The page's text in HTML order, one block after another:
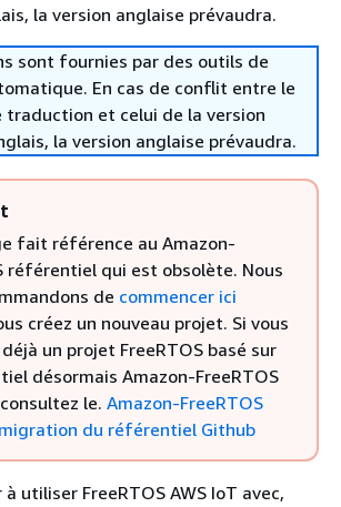
la version anglaise prévaudra.
sont fournies par des outils de
En cas de conflit entre le
traduction et celui de la version
la version anglaise prévaudra.
fait référence au Amazon-
référentiel qui est obsolète. Nous
de commencer ici
créez un nouveau projet. Si vous
un projet FreeRTOS basé sur
désormais Amazon-FreeRTOS
le. Amazon-FreeRTOS
du référentiel Github
utiliser FreeRTOS AWS IoT avec,